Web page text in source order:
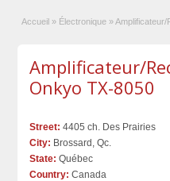
Accueil » Électronique »
Amplificateur/
Onkyo TX-8050
Street: 4405 ch. Des Prairies
City: Brossard, Qc.
State: Québec
Country: Canada